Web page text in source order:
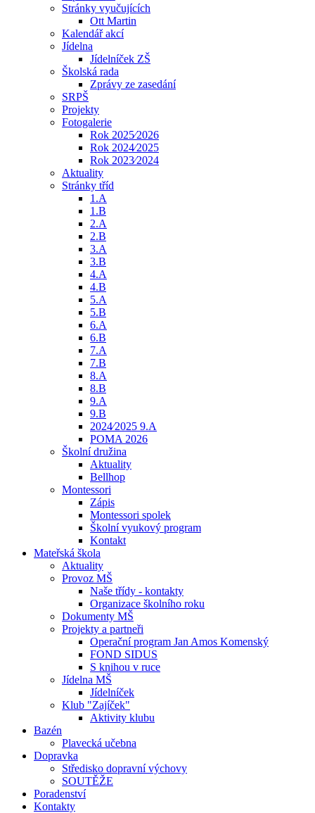
Stránky vyučujících
Ott Martin
Kalendář akcí
Jídelna
Jídelníček ZŠ
Školská rada
Zprávy ze zasedání
SRPŠ
Projekty
Fotogalerie
Rok 2025⁄2026
Rok 2024⁄2025
Rok 2023⁄2024
Aktuality
Stránky tříd
1.A
1.B
2.A
2.B
3.A
3.B
4.A
4.B
5.A
5.B
6.A
6.B
7.A
7.B
8.A
8.B
9.A
9.B
2024⁄2025 9.A
POMA 2026
Školní družina
Aktuality
Bellhop
Montessori
Zápis
Montessori spolek
Školní vyukový program
Kontakt
Mateřská škola
Aktuality
Provoz MŠ
Naše třídy - kontakty
Organizace školního roku
Dokumenty MŠ
Projekty a partneři
Operační program Jan Amos Komenský
FOND SIDUS
S knihou v ruce
Jídelna MŠ
Jídelníček
Klub "Zajíček"
Aktivity klubu
Bazén
Plavecká učebna
Dopravka
Středisko dopravní výchovy
SOUTĚŽE
Poradenství
Kontakty